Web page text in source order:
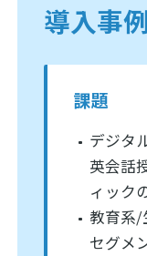
導入事
課題
デジタ
英会話
ィック
教育系/
セグメ